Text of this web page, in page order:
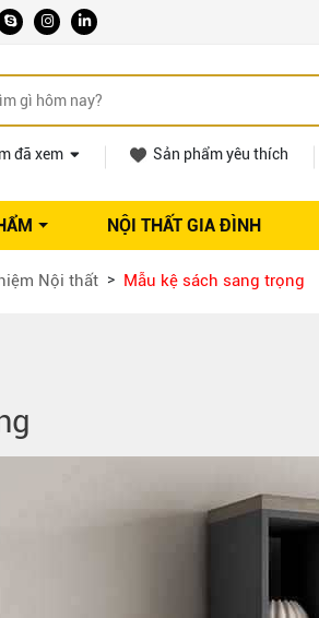
đã xem Sản phẩm yêu thích
NỘI THẤT GIA ĐÌNH
Báo giá Nội thất
Nội thất Mẫu kệ sách sang trọng